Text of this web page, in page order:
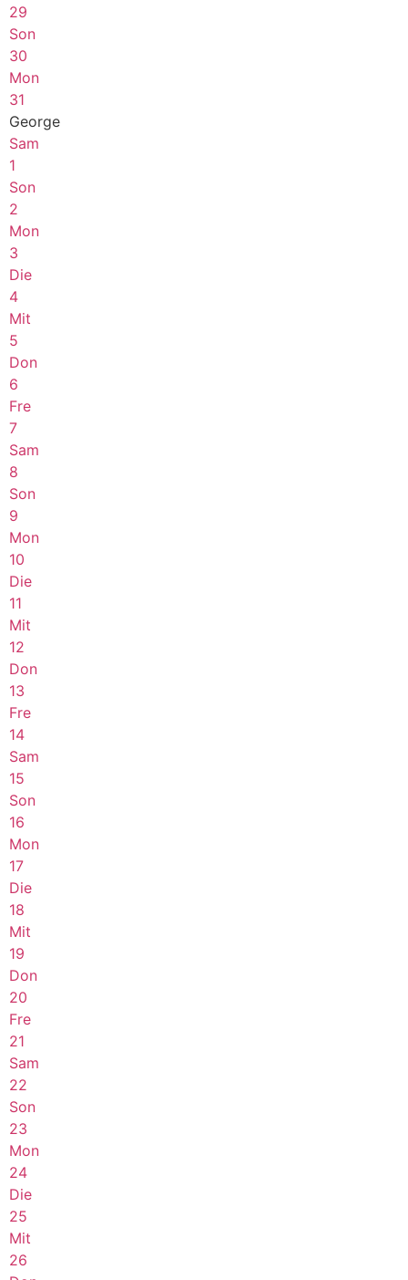
29
Son
30
Mon
31
George
Sam
1
Son
2
Mon
3
Die
4
Mit
5
Don
6
Fre
7
Sam
8
Son
9
Mon
10
Die
11
Mit
12
Don
13
Fre
14
Sam
15
Son
16
Mon
17
Die
18
Mit
19
Don
20
Fre
21
Sam
22
Son
23
Mon
24
Die
25
Mit
26